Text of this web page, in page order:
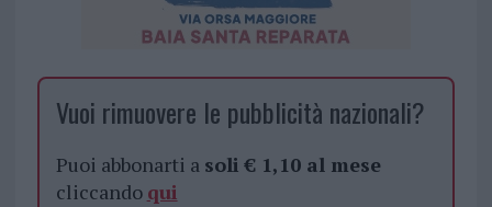
Vuoi rimuovere le pubblicità nazionali?
Puoi abbonarti a soli € 1,10 al mese
cliccando qui